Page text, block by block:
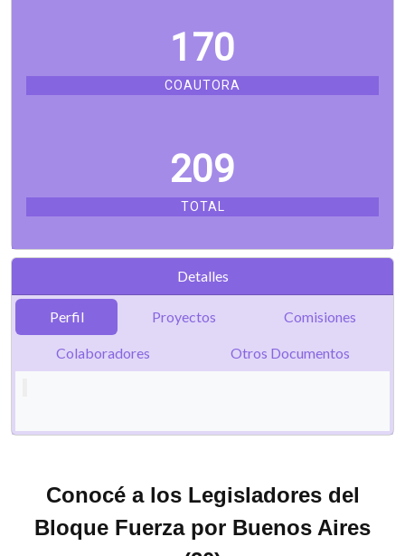
170
COAUTORA
209
TOTAL
Detalles
Perfil Proyectos Comisiones
Colaboradores Otros Documentos
Conocé a los Legisladores del
Bloque Fuerza por Buenos Aires